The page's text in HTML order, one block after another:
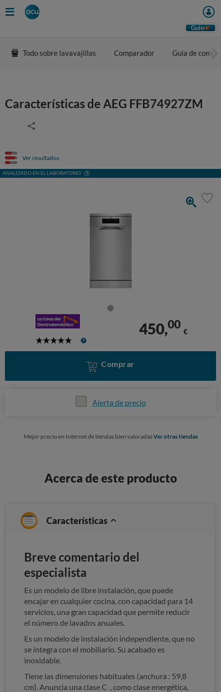
Guio
Todo sobre lavavajillas Comparador Guía de
Características de AEG FFB74927ZM
Ver resultados
ANALIZADO EN EL LABORATORIO
5
450,00
€
Comprar
Alerta de precio
Mejor precio en Internet de tiendas bien valoradasVer otras tiendas
Acerca de este producto
Características
Breve comentario del
especialista
Es un modelo de libre instalación, que puede
encajar en cualquier cocina, con capacidad para 14
servicios, una gran capacidad que permite reducir
el número de lavados anuales.
Es un modelo de instalación independiente, que no
se integra con el mobiliario. Su acabado es
inoxidable.
Tiene las dimensiones habituales (anchura : 59,8
cm). Anuncia una clase C , como clase energética,